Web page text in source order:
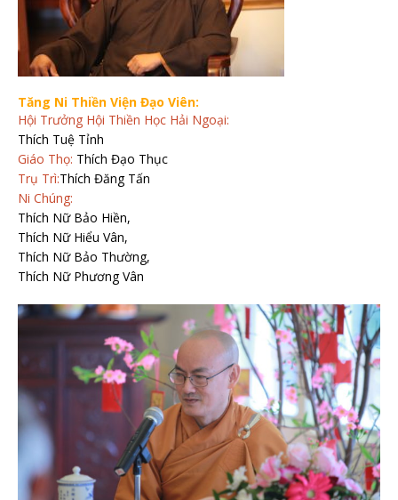
Tăng Ni Thiền Viện Đạo Viên:
Hội Trưởng Hội Thiền Học Hải Ngoại:
Thích Tuệ Tỉnh
Giáo Thọ: Thích Đạo Thục
Trụ Trì:Thích Đăng Tấn
Ni Chúng:
Thích Nữ Bảo Hiền,
Thích Nữ Hiểu Vân,
Thích Nữ Bảo Thường,
Thích Nữ Phương Vân